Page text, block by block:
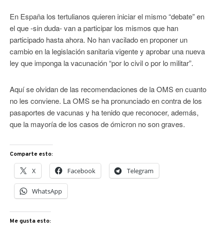
En España los tertulianos quieren iniciar el mismo “debate” en
el que -sin duda- van a participar los mismos que han
participado hasta ahora. No han vacilado en proponer un
cambio en la legislación sanitaria vigente y aprobar una nueva
ley que imponga la vacunación “por lo civil o por lo militar”.
Aquí se olvidan de las recomendaciones de la OMS en cuanto
no les conviene. La OMS se ha pronunciado en contra de los
pasaportes de vacunas y ha tenido que reconocer, además,
que la mayoría de los casos de ómicron no son graves.
Comparte esto:
X Facebook Telegram
WhatsApp
Me gusta esto: